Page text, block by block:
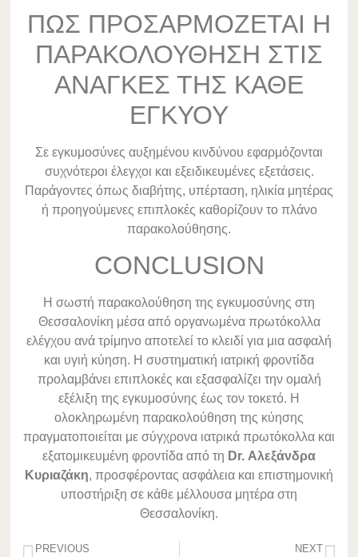
ΠΩΣ ΠΡΟΣΑΡΜΟΖΕΤΑΙ Η
ΠΑΡΑΚΟΛΟΥΘΗΣΗ ΣΤΙΣ
ΑΝΑΓΚΕΣ ΤΗΣ ΚΑΘΕ
ΕΓΚΥΟΥ
Σε εγκυμοσύνες αυξημένου κινδύνου εφαρμόζονται
συχνότεροι έλεγχοι και εξειδικευμένες εξετάσεις.
Παράγοντες όπως διαβήτης, υπέρταση, ηλικία μητέρας
ή προηγούμενες επιπλοκές καθορίζουν το πλάνο
παρακολούθησης.
CONCLUSION
Η σωστή παρακολούθηση της εγκυμοσύνης στη
Θεσσαλονίκη μέσα από οργανωμένα πρωτόκολλα
ελέγχου ανά τρίμηνο αποτελεί το κλειδί για μια ασφαλή
και υγιή κύηση. Η συστηματική ιατρική φροντίδα
προλαμβάνει επιπλοκές και εξασφαλίζει την ομαλή
εξέλιξη της εγκυμοσύνης έως τον τοκετό. Η
ολοκληρωμένη παρακολούθηση της κύησης
πραγματοποιείται με σύγχρονα ιατρικά πρωτόκολλα και
εξατομικευμένη φροντίδα από τη Dr. Αλεξάνδρα
Κυριαζάκη, προσφέροντας ασφάλεια και επιστημονική
υποστήριξη σε κάθε μέλλουσα μητέρα στη
Θεσσαλονίκη.
PREVIOUS NEXT